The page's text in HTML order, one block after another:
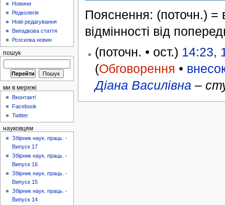
Пояснення: (поточн.) =
відмінності від
(поточн. • ост.) 14:23,
(Обговорення •
Діана Василівна –
Новини
Редколегія
Нові редагування
Випадкова стаття
Розсилка новин
пошук
ми в мережі
Вконтакті
Facebook
Twitter
науковцям
Збірник наук. праць. -
Випуск 17
Збірник наук. праць. -
Випуск 16
Збірник наук. праць. -
Випуск 15
Збірник наук. праць. -
Випуск 14